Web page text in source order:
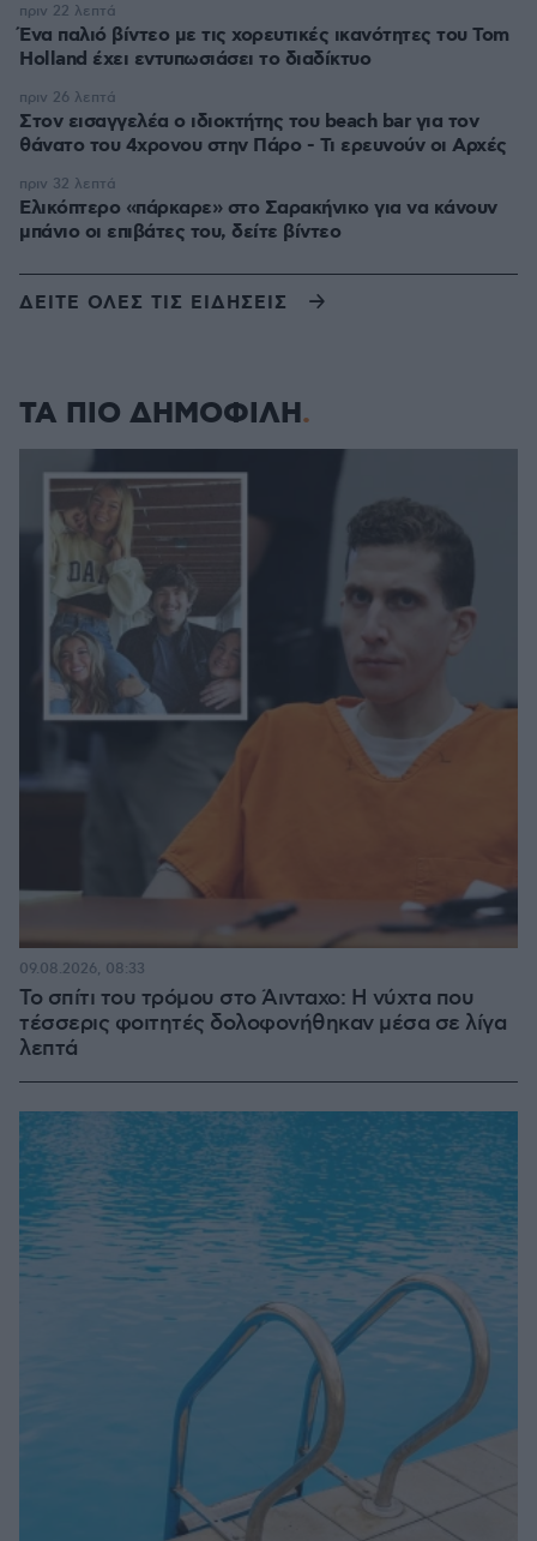
Ένα παλιό βίντεο με τις χορευτικές ικανότητες του Tom
Holland έχει εντυπωσιάσει το διαδίκτυο
πριν 22 λεπτά
Στον εισαγγελέα ο ιδιοκτήτης του beach bar για τον
θάνατο του 4χρονου στην Πάρο - Τι ερευνούν οι Αρχές
πριν 26 λεπτά
Ελικόπτερο «πάρκαρε» στο Σαρακήνικο για να κάνουν
μπάνιο οι επιβάτες του, δείτε βίντεο
πριν 32 λεπτά
ΔΕΙΤΕ ΟΛΕΣ ΤΙΣ ΕΙΔΗΣΕΙΣ
ΤΑ ΠΙΟ ΔΗΜΟΦΙΛΗ
Το σπίτι του τρόμου στο Άινταχο: Η νύχτα που
τέσσερις φοιτητές δολοφονήθηκαν μέσα σε λίγα
λεπτά
09.08.2026, 08:33